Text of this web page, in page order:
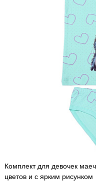
Комплект для девочек
цветов и с ярким рисунком